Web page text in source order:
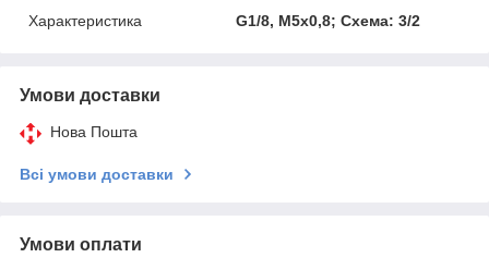
Характеристика
G1/8, М5х0,8; Cхема: 3/2
Умови доставки
Нова Пошта
Всі умови доставки
Умови оплати